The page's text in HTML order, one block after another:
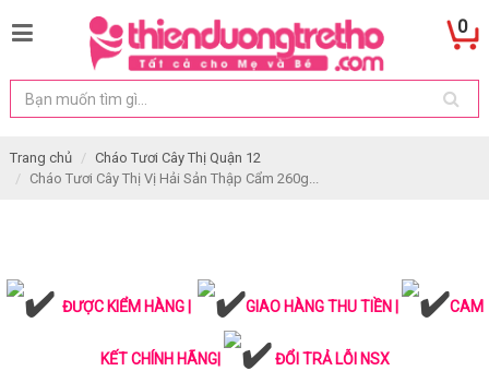
0
Trang chủ
Cháo Tươi Cây Thị Quận 12
Cháo Tươi Cây Thị Vị Hải Sản Thập Cẩm 260g...
ĐƯỢC KIỂM HÀNG | GIAO HÀNG THU TIỀN | CAM
KẾT CHÍNH HÃNG| ĐỔI TRẢ LỖI NSX